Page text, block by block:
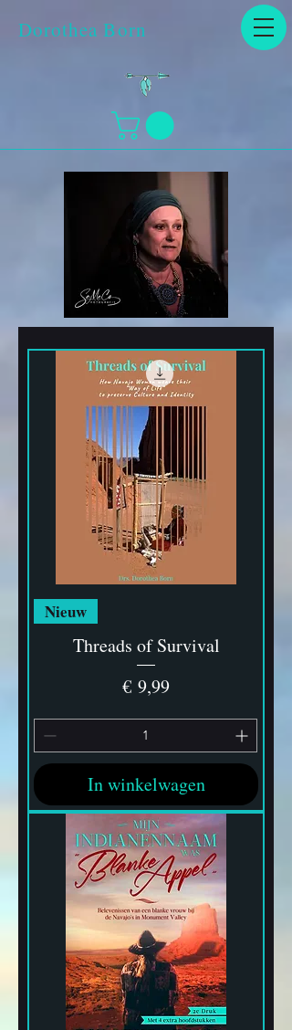
Dorothea Born
Nieuw
Threads of Survival
Prijs
€ 9,99
In winkelwagen